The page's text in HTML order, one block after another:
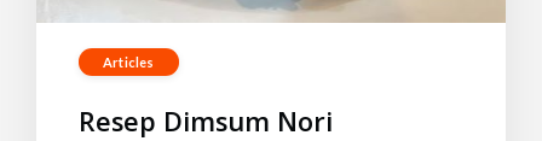
Articles
Resep Dimsum Nori